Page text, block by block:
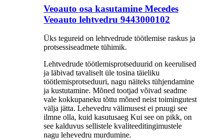
Veoauto osa kasutamine Mecedes
Veoauto lehtvedru 9443000102
Üks tegureid on lehtvedrude töötlemise raskus ja
protsessiseadmete tühimik.
Lehtvedrude töötlemisprotseduurid on keerulised
ja läbivad tavaliselt üle tosina täieliku
töötlemisprotseduuri, nagu näiteks tühjendamine
ja kustutamine. Mõned tootjad võivad seadme
vale kokkupaneku tõttu mõned neist toimingutest
välja jätta. Lehevedru välimusest ei pruugi see
ilmne olla, kuid kasutusaeg Kui see on pikk, on
see kalduvus sellistele kvaliteeditingimustele
nagu lehevedru murdumine.